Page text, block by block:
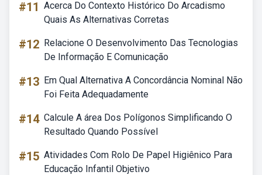
#11 Acerca Do Contexto Histórico Do Arcadismo
Quais As Alternativas Corretas
#12 Relacione O Desenvolvimento Das Tecnologias
De Informação E Comunicação
#13 Em Qual Alternativa A Concordância Nominal Não
Foi Feita Adequadamente
#14 Calcule A área Dos Polígonos Simplificando O
Resultado Quando Possível
#15 Atividades Com Rolo De Papel Higiênico Para
Educação Infantil Objetivo